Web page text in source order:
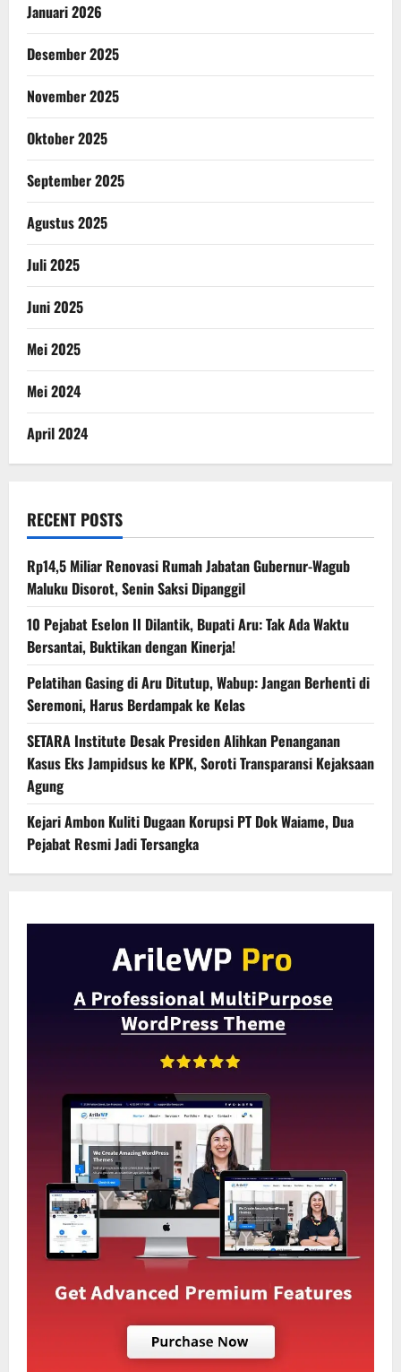
Januari 2026
Desember 2025
November 2025
Oktober 2025
September 2025
Agustus 2025
Juli 2025
Juni 2025
Mei 2025
Mei 2024
April 2024
RECENT POSTS
Rp14,5 Miliar Renovasi Rumah Jabatan Gubernur-Wagub
Maluku Disorot, Senin Saksi Dipanggil
10 Pejabat Eselon II Dilantik, Bupati Aru: Tak Ada Waktu
Bersantai, Buktikan dengan Kinerja!
Pelatihan Gasing di Aru Ditutup, Wabup: Jangan Berhenti di
Seremoni, Harus Berdampak ke Kelas
SETARA Institute Desak Presiden Alihkan Penanganan
Kasus Eks Jampidsus ke KPK, Soroti Transparansi Kejaksaan
Agung
Kejari Ambon Kuliti Dugaan Korupsi PT Dok Waiame, Dua
Pejabat Resmi Jadi Tersangka